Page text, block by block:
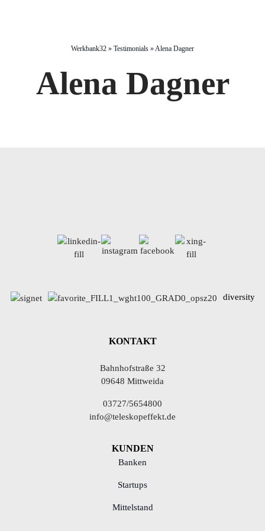
Werkbank32 » Testimonials »Alena Dagner
Alena Dagner
diversity
KONTAKT
Bahnhofstraße 32
09648 Mittweida
03727/5654800
info@teleskopeffekt.de
KUNDEN
Banken
Startups
Mittelstand